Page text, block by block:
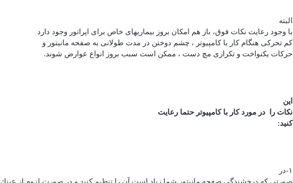
البته
با وجود رعایت نكات فوق، باز هم امكان بروز بیماریهای خاص برای اپراتور وجود دارد
كم تحركی هنگام كار با كامپیوتر ، چشم دوختن در مدت طولانی به صفحه مانیتور و
حركات یكنواخت و تكراری مچ دست ، ممكن است سبب بروز انواع عوارض شوند.
این
نکات را
در مورد كار با كامپيوتر حتما رعایت
کنید:
۱-در